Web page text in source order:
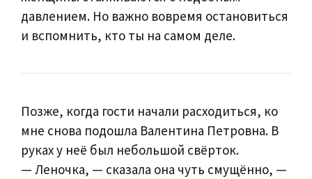
давлением. Но важно вовремя остановиться
и вспомнить, кто ты на самом деле.
Позже, когда гости начали расходиться, ко
мне снова подошла Валентина Петровна. В
руках у неё был небольшой свёрток.
— Леночка, — сказала она чуть смущённо, —